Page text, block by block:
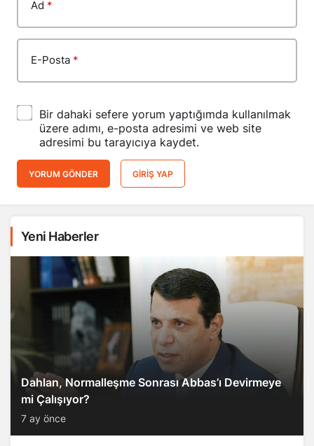
Ad *
E-Posta *
Bir dahaki sefere yorum yaptığımda kullanılmak
üzere adımı, e-posta adresimi ve web site
adresimi bu tarayıcıya kaydet.
YORUM GÖNDER GIRIŞ YAP
Yeni Haberler
Dahlan, Normalleşme Sonrası Abbas’ı Devirmeye
mi Çalışıyor?
7 ay önce